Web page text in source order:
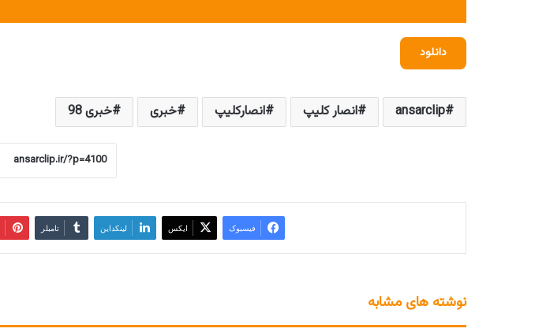
دانلود
ansarclip انصار کلیپ انصارکلیپ خبری خبری 98
فیسبوک ایکس لینکداین تامبلر
نوشته های مشابه